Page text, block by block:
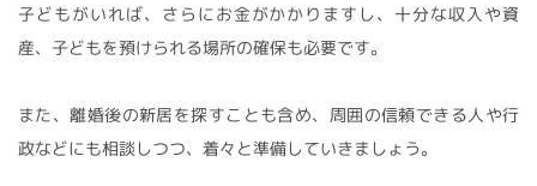
子どもがいれば、さらにお金がかかりますし、十分な収入や資
産、子どもを預けられる場所の確保も必要です。
また、離婚後の新居を探すことも含め、周囲の信頼できる人や行
政などにも相談しつつ、着々と準備していきましょう。